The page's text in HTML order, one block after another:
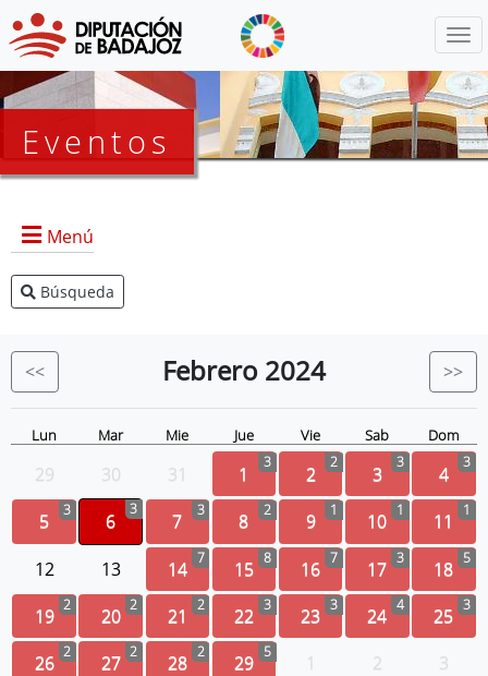
Eventos
Menú
Agenda Presidencia
Eventos
Búsqueda
<< Febrero 2024 >>
Lun Mar Mie Jue Vie Sab Dom
29 30 31 1 3 2 2 3 3 4 3
5 3 6
3
7 3 8 2 9 1 10 1 11 1
12 13 14 7 15 8 16 7 17 3 18 5
19 2 20 2 21 2 22 3 23 3 24 4 25 3
26 2 27 2 28 2 29 5 1 2 3